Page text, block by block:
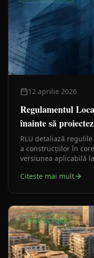
12 aprilie 2026
Regulamentul
înainte să
RLU detaliază
a construcțiilor în
versiunea aplicabilă
vechi.
Citeste mai mult
ARHITECTURĂ